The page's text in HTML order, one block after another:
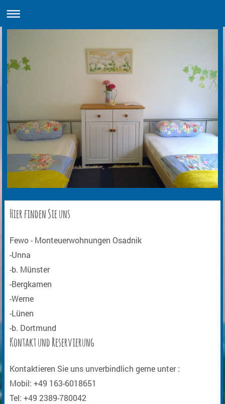
Hier finden Sie uns
Fewo - Monteuerwohnungen Osadnik
-Unna
-b. Münster
-Bergkamen
-Werne
-Lünen
-b. Dortmund
Kontakt und Reservierung
Kontaktieren Sie uns unverbindlich gerne unter :
Mobil: +49 163-6018651
Tel: +49 2389-780042